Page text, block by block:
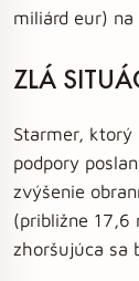
miliárd eur) na
ZLÁ
Starmer,
podpory
zvýšenie
(približne 17,6
zhoršujúca sa